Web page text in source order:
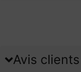
Avis clients